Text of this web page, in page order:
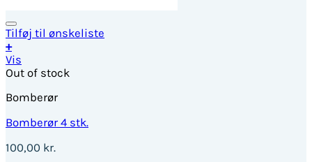
Tilføj til ønskeliste
+
Vis
Out of stock
Bomberør
Bomberør 4 stk.
100,00 kr.